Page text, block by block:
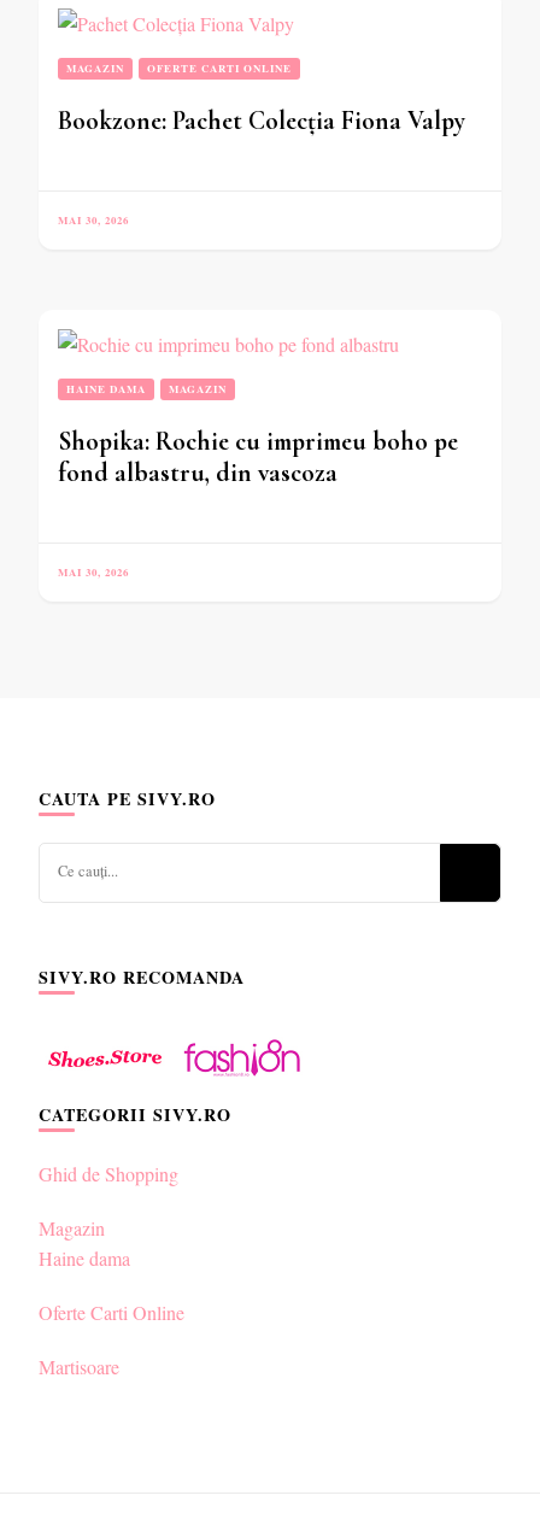
MAGAZIN OFERTE CARTI ONLINE
Bookzone: Pachet Colecția Fiona Valpy
MAI 30, 2026
HAINE DAMA MAGAZIN
Shopika: Rochie cu imprimeu boho pe
fond albastru, din vascoza
MAI 30, 2026
CAUTA PE SIVY.RO
SIVY.RO RECOMANDA
CATEGORII SIVY.RO
Ghid de Shopping
Magazin
Haine dama
Oferte Carti Online
Martisoare